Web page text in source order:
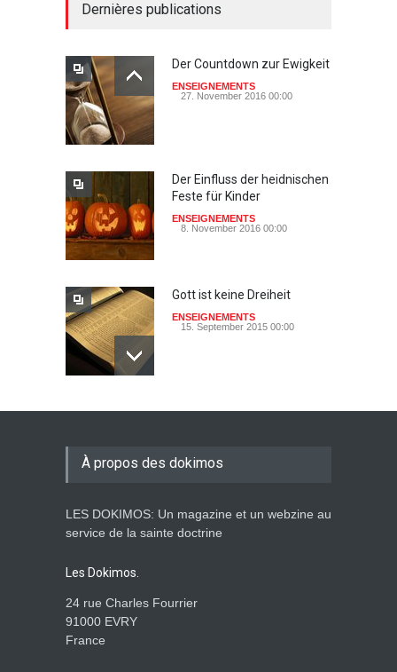
Dernières publications
Der Countdown zur Ewigkeit
ENSEIGNEMENTS
27. November 2016 00:00
Der Einfluss der heidnischen
Feste für Kinder
ENSEIGNEMENTS
8. November 2016 00:00
Gott ist keine Dreiheit
ENSEIGNEMENTS
15. September 2015 00:00
Johannes paulus II, papst
ENSEIGNEMENTS
Ein apokalyptisches Klima-
À propos des dokimos
LES DOKIMOS: Un magazine et un webzine au
service de la sainte doctrine
Les Dokimos.
24 rue Charles Fourrier
91000 EVRY
France